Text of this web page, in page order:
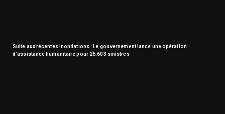
Suite aux récentes inondations : Le gouvernement lance une opération
d’assistance humanitaire pour 26.603 sinistrés